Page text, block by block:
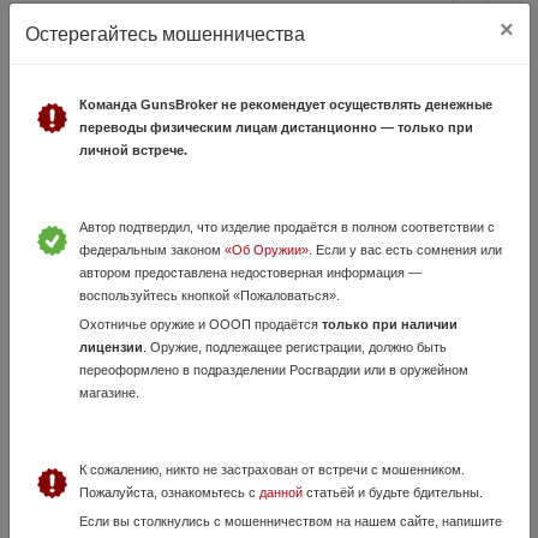
Остерегайтесь мошенничества ×
Команда GunsBroker не рекомендует осуществлять денежные
переводы физическим лицам дистанционно — только при
личной встрече.
Автор подтвердил, что изделие продаётся в полном соответствии с
федеральным законом «Об Оружии». Если у вас есть сомнения или
автором предоставлена недостоверная информация —
воспользуйтесь кнопкой «Пожаловаться».
Охотничье оружие и ОООП продаётся только при наличии
лицензии . Оружие, подлежащее регистрации, должно быть
переоформлено в подразделении Росгвардии или в оружейном
магазине.
К сожалению, никто не застрахован от встречи с мошенником.
Пожалуйста, ознакомьтесь с даннойстатьёй и будьте бдительны.
Если вы столкнулись с мошенничеством на нашем сайте, напишите
Как попасть в этот блок?
Регионы и города
Москва 6471
Московская область 1357
Нижегородская область 1253
Ростовская область 1156
Новосибирская область 984
Свердловская область
Республика Татарстан
Приморский край 599
Иркутская область
Кемеровская область